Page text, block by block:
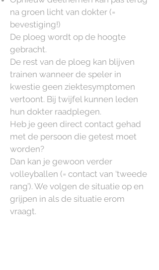
na groen licht van dokter (=
bevestiging!)
De ploeg wordt op de hoogte
gebracht.
De rest van de ploeg kan blijven
trainen wanneer de speler in
kwestie geen ziektesymptomen
vertoont. Bij twijfel kunnen leden
hun dokter raadplegen.
Heb je geen direct contact gehad
met de persoon die getest moet
worden?
Dan kan je gewoon verder
volleyballen (= contact van ‘tweede
rang’). We volgen de situatie op en
grijpen in als de situatie erom
vraagt.